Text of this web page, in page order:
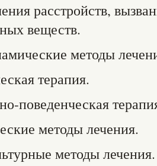
расстройств,
веществ.
методы
терапия.
поведенческая
методы лечения.
методы лечения.